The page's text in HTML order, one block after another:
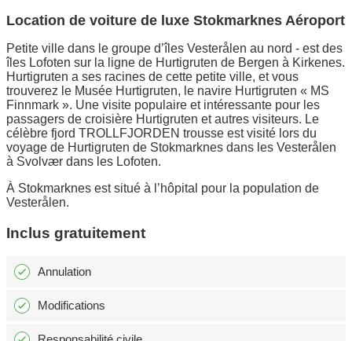
Location de voiture de luxe Stokmarknes Aéroport
Petite ville dans le groupe d’îles Vesterålen au nord - est des
îles Lofoten sur la ligne de Hurtigruten de Bergen à Kirkenes.
Hurtigruten a ses racines de cette petite ville, et vous
trouverez le Musée Hurtigruten, le navire Hurtigruten « MS
Finnmark ». Une visite populaire et intéressante pour les
passagers de croisière Hurtigruten et autres visiteurs. Le
célèbre fjord TROLLFJORDEN trousse est visité lors du
voyage de Hurtigruten de Stokmarknes dans les Vesterålen
à Svolvær dans les Lofoten.
À Stokmarknes est situé à l’hôpital pour la population de
Vesterålen.
Inclus gratuitement
Annulation
Modifications